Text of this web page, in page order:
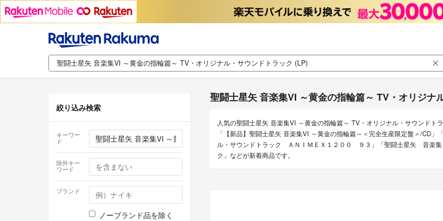
聖闘士星矢 音楽集VI ～黄金の指輪篇～ TV・オリジナ
人気の聖闘士星矢 音楽集VI ～黄金の指輪篇～ TV・オリジナル・サウンドト
「【新品】聖闘士星矢 音楽集VI ～黄金の指輪篇～＜完全生産限定盤＞/
ル・サウンドトラック ＡＮＩＭＥＸ１２００ ９３」「聖闘士星矢 音楽
ク」などが新着商品です。
絞り込み検索
キーワー
ド
除外キー
ワード
ブランド
ノーブランド品を除く